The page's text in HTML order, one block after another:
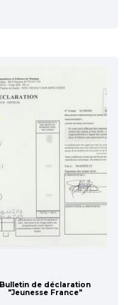
Bulletin de déclaration
"Jeunesse France"